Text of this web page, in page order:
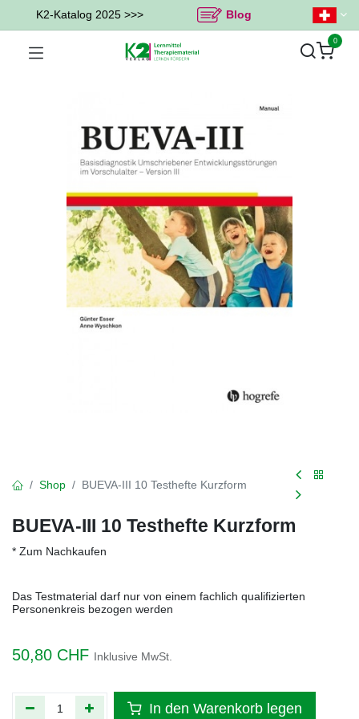
K2-Katalog 2025 >>> Blog
0
Shop BUEVA-III 10 Testhefte Kurzform
BUEVA-III 10 Testhefte Kurzform
* Zum Nachkaufen
Das Testmaterial darf nur von einem fachlich qualifizierten
Personenkreis bezogen werden
50,80 CHF Inklusive MwSt.
In den Warenkorb legen